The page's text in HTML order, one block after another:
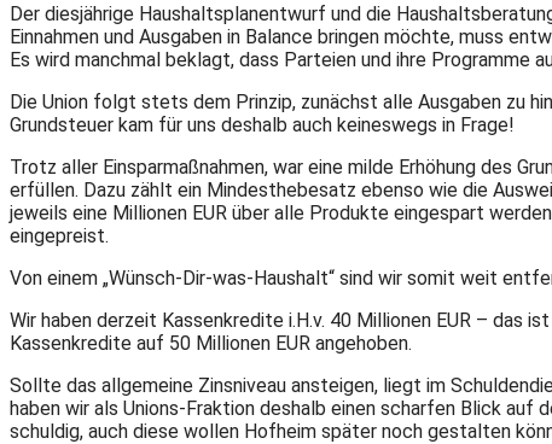
Der diesjährige Haushaltsplanentwurf und die
Einnahmen und Ausgaben in Balance bringen möchte, muss
Es wird manchmal beklagt, dass Parteien und ihre Programme
Die Union folgt stets dem Prinzip, zunächst alle Ausgaben zu
Grundsteuer kam für uns deshalb auch keineswegs in Frage!
Trotz aller Einsparmaßnahmen, war eine milde Erhöhung des
erfüllen. Dazu zählt ein Mindesthebesatz ebenso wie die
jeweils eine Millionen EUR über alle Produkte eingespart
eingepreist.
Von einem „Wünsch-Dir-was-Haushalt“ sind wir somit weit
Wir haben derzeit Kassenkredite i.H.v. 40 Millionen EUR –
Kassenkredite auf 50 Millionen EUR angehoben.
Sollte das allgemeine Zinsniveau ansteigen, liegt im
haben wir als Unions-Fraktion deshalb einen scharfen Blick
schuldig, auch diese wollen Hofheim später noch gestalten